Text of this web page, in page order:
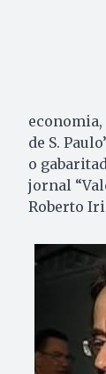
de S.
o
jornal
Roberto